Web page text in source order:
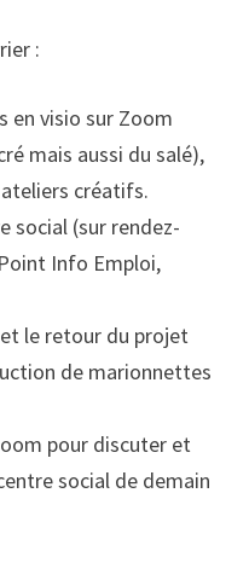
:
en visio sur Zoom
mais aussi du salé),
créatifs.
social (sur rendez-
Info Emploi,
le retour du projet
de marionnettes
pour discuter et
social de demain